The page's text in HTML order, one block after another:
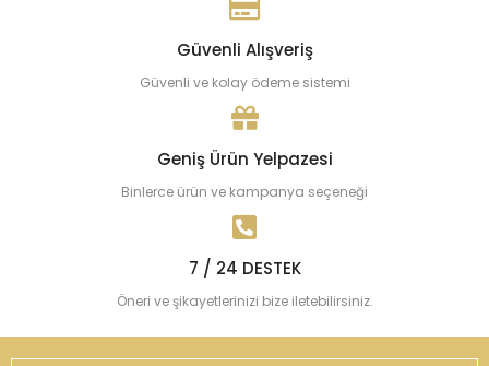
Güvenli Alışveriş
Güvenli ve kolay ödeme sistemi
Geniş Ürün Yelpazesi
Binlerce ürün ve kampanya seçeneği
7 / 24 DESTEK
Öneri ve şikayetlerinizi bize iletebilirsiniz.